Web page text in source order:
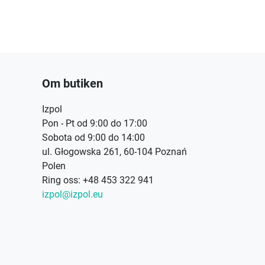
Om butiken
Izpol
Pon - Pt od 9:00 do 17:00
Sobota od 9:00 do 14:00
ul. Głogowska 261, 60-104 Poznań
Polen
Ring oss: +48 453 322 941
izpol@izpol.eu